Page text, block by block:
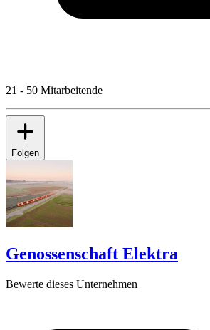
21 - 50 Mitarbeitende
Folgen
Genossenschaft Elektra
Bewerte dieses Unternehmen